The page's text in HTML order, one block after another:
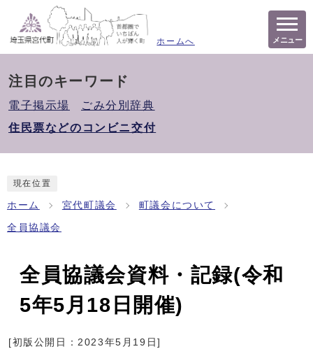
ホームへ メニュー
注目のキーワード
電子掲示場
ごみ分別辞典
住民票などのコンビニ交付
現在位置
ホーム 宮代町議会 町議会について
全員協議会
全員協議会資料・記録(令和
5年5月18日開催)
[初版公開日：2023年5月19日]